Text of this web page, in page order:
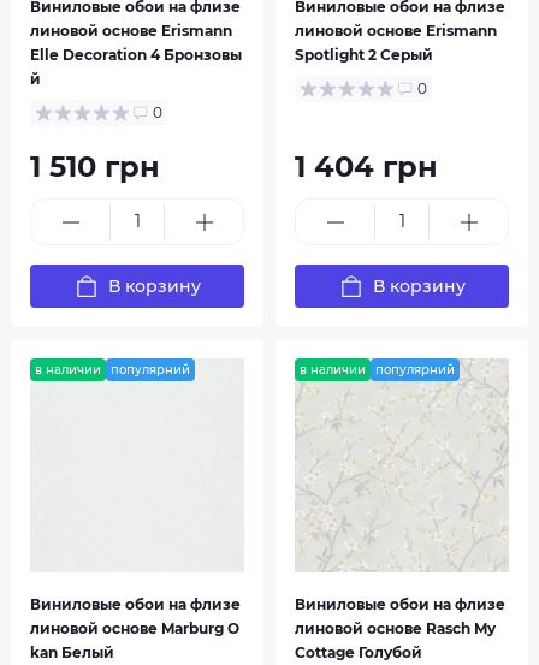
Gianfranco Ferre Home
Graham & Brown Grandeco
Виниловые обои на флизе
линовой основе Erismann
Elle Decoration 4 Бронзовы
й
0
1 510 грн
В корзину
Виниловые обои на флизе
линовой основе Erismann
Spotlight 2 Серый
0
1 404 грн
В корзину
в наличии популярний
Виниловые обои на флизе
линовой основе Marburg O
kan Белый
в наличии популярний
Виниловые обои на флизе
линовой основе Rasch My
Cottage Голубой